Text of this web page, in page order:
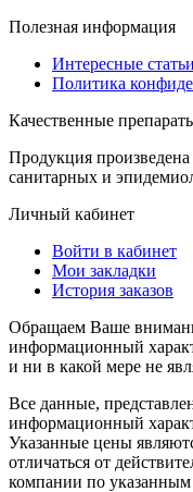
Полезная информация
Интересные статьи
Политика
Качественные
Продукция
санитарных и
Личный кабинет
Войти в кабинет
Мои закладки
История заказов
Обращаем Ваше
информационный
и ни в какой мере не
Все данные,
информационный
Указанные цены
отличаться от
компании по